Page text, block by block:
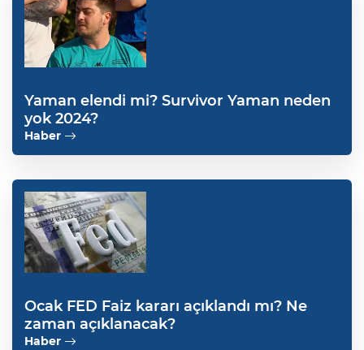
Yaman elendi mi? Survivor Yaman neden
yok 2024?
Haber
Ocak FED Faiz kararı açıklandı mı? Ne
zaman açıklanacak?
Haber